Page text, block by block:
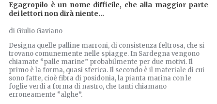
Egagropilo è un nome difficile, che alla maggior parte
dei lettori non dirà niente...
di Giulio Gaviano
Designa quelle palline marroni, di consistenza feltrosa, che si
trovano comunemente nelle spiagge. In Sardegna vengono
chiamate “palle marine” probabilmente per due motivi. Il
primo è la forma, quasi sferica. Il secondo è il materiale di cui
sono fatte, cioè fibra di posidonia, la pianta marina con le
foglie verdi a forma di nastro, che tanti chiamano
erroneamente “alghe”.